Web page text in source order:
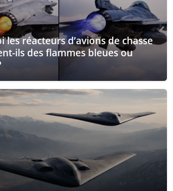
les réacteurs d’avions de chasse
ils des flammes bleues ou